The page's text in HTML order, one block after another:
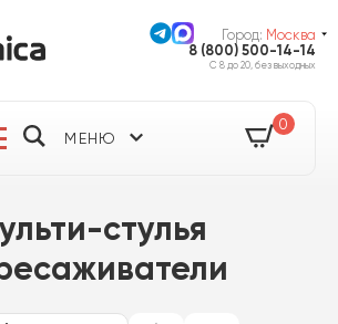
Город: Москва
8 (800) 500-14-14
С 8 до 20, без выходных
МЕНЮ
0
стулья